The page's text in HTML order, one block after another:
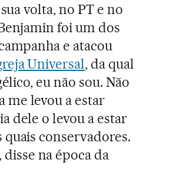
volta, no PT e no
foi um dos
e atacou
Universal, da qual
eu não sou. Não
me levou a estar
dele o levou a estar
conservadores.
na época da